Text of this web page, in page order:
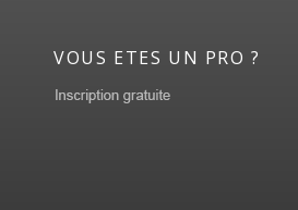
VOUS ETES UN PRO ?